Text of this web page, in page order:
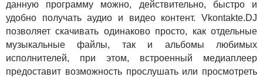
данную программу можно, действительно, быстро и
удобно получать аудио и видео контент. Vkontakte.DJ
позволяет скачивать одинаково просто, как отдельные
музыкальные файлы, так и альбомы любимых
исполнителей, при этом, встроенный медиаплеер
предоставит возможность прослушать или просмотреть